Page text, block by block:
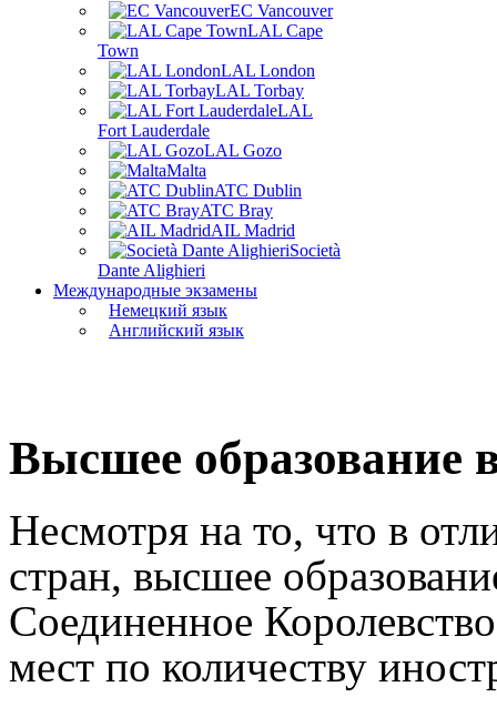
EC Vancouver
LAL Cape
Town
LAL London
LAL Torbay
LAL
Fort Lauderdale
LAL Gozo
Malta
ATC Dublin
ATC Bray
AIL Madrid
Società
Dante Alighieri
Международные экзамены
Немецкий язык
Английский язык
Высшее образование
Несмотря на то, что в
стран, высшее
Соединенное
мест по количеству